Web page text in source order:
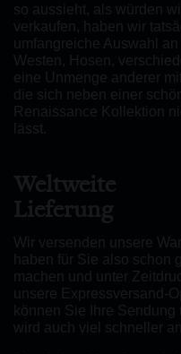
so aussieht, als würden
verkaufen, haben wir
umfangreiche Auswahl
Westen, Hosen,
eine Unmenge anderer
die sich neben einer
Renaissance Kollektion
lässt.
Weltweite
Lieferung
Wir versenden unsere
haben für Sie also schon
machen und unter
unsere Expressversand-
können Sie Ihre
wird auch viel schneller